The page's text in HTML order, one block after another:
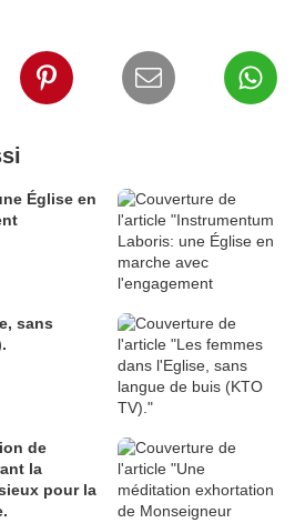
Église en
sans
de
la